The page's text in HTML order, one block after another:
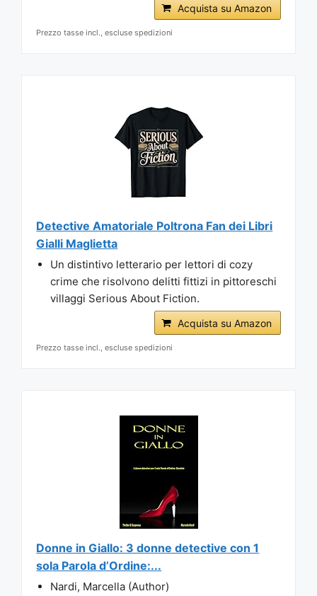
Acquista su Amazon
Prezzo tasse incl., escluse spedizioni
Detective Amatoriale Poltrona Fan dei Libri
Gialli Maglietta
Un distintivo letterario per lettori di cozy
crime che risolvono delitti fittizi in pittoreschi
villaggi Serious About Fiction.
Acquista su Amazon
Prezzo tasse incl., escluse spedizioni
Donne in Giallo: 3 donne detective con 1
sola Parola d’Ordine:...
Nardi, Marcella (Author)